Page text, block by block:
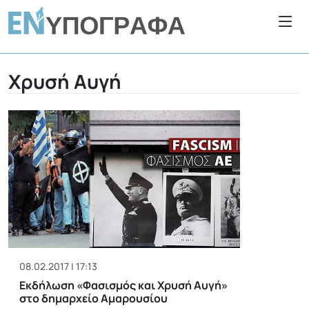
Χρυσή Αυγή
08.02.2017 | 17:13
Εκδήλωση «Φασισμός και Χρυσή Αυγή»
στο δημαρχείο Αμαρουσίου